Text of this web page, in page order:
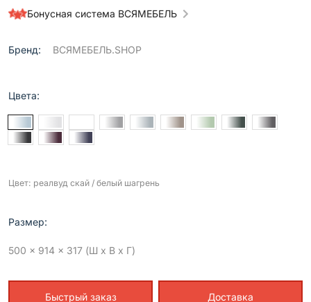
Бонусная система ВСЯМЕБЕЛЬ
Бренд: ВСЯМЕБЕЛЬ.SHOP
Цвета:
Цвет: реалвуд скай / белый шагрень
Размер:
500 x 914 x 317 (Ш x В x Г)
Быстрый заказ Доставка